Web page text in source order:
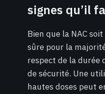
signes qu’il
Bien que la NAC
sûre pour la
respect de la durée
de sécurité. Une
hautes doses peut